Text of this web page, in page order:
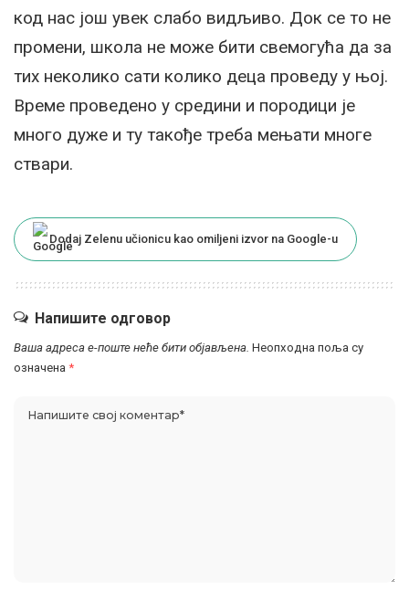
код нас још увек слабо видљиво. Док се то не
промени, школа не може бити свемогућа да за
тих неколико сати колико деца проведу у њој.
Време проведено у средини и породици је
много дуже и ту такође треба мењати многе
ствари.
Dodaj Zelenu učionicu kao omiljeni izvor na Google-u
Напишите одговор
Ваша адреса е-поште неће бити објављена. Неопходна поља су
означена *